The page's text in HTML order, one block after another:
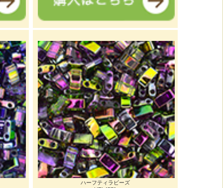
ハーフティラビーズ